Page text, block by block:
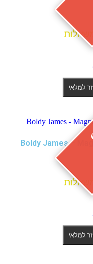
למלאי
Boldy James –
למלאי